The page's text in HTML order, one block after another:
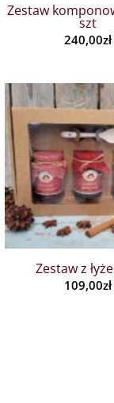
Zestaw
szt
240,00zł
Zestaw z
109,00zł